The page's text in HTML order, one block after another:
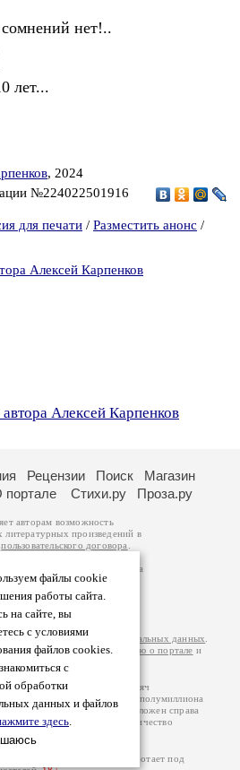
нет!..
лет...
, 2024
№224022501916
для печати / Разместить анонс /
Алексей Карпенков
Алексей Карпенков
файлы cookie
работы сайта.
на сайте, вы
с условиями
файлов cookies.
с
обработки
данных и файлов
здесь.
Рецензии Поиск
Магазин
портале Стихи.ру Проза.ру
авторам возможность
произведений в
пользовательского договора
принадлежат авторам
произведений возможна
к которому вы можете
Ответственность за
самостоятельно на
изаконодательства
Политики обработки персональных данных
более подробнуюинформацию о портале и
Проза.ру – порядка 100 тысяч
сумме просматривают более полумиллиона
который расположен справа
указано по две цифры: количество
2000-2026. Портал работает под